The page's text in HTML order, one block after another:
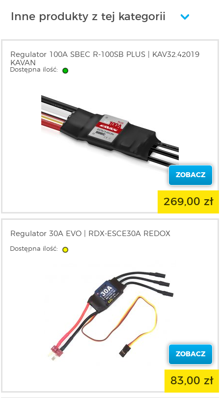
Inne produkty z tej kategorii
Regulator 100A SBEC R-100SB PLUS | KAV32.42019
KAVAN
Dostępna ilość:
ZOBACZ
269,00 zł
Regulator 30A EVO | RDX-ESCE30A REDOX
Dostępna ilość:
ZOBACZ
83,00 zł